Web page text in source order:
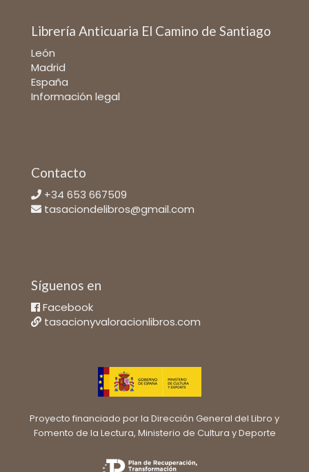
Librería Anticuaria El Camino de Santiago
León
Madrid
España
Información legal
Contacto
+34 653 667509
tasaciondelibros@gmail.com
Síguenos en
Facebook
tasacionyvaloracionlibros.com
Proyecto financiado por la Dirección General del Libro y
Fomento de la Lectura, Ministerio de Cultura y Deporte